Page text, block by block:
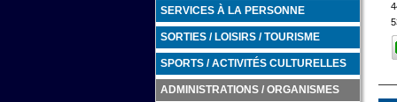
SERVICES À LA PERSONNE
SORTIES / LOISIRS / TOURISME
SPORTS / ACTIVITÉS CULTURELLES
ADMINISTRATIONS / ORGANISMES